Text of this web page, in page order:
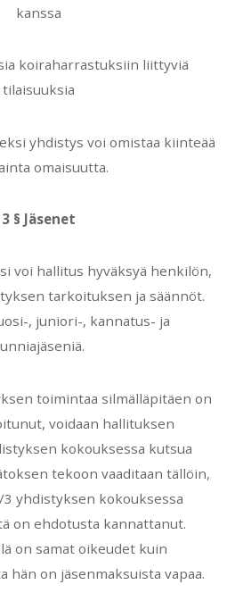
kanssa
koiraharrastuksiin liittyviä
tilaisuuksia
yhdistys voi omistaa kiinteää
omaisuutta.
3 § Jäsenet
voi hallitus hyväksyä henkilön,
tarkoituksen ja säännöt.
, juniori-, kannatus- ja
toimintaa silmälläpitäen on
voidaan hallituksen
kokouksessa kutsua
tekoon vaaditaan tällöin,
yhdistyksen kokouksessa
on ehdotusta kannattanut.
on samat oikeudet kuin
hän on jäsenmaksuista vapaa.